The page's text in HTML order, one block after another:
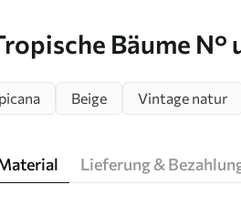
Bäume N°
Beige Vintage natur
Lieferung &